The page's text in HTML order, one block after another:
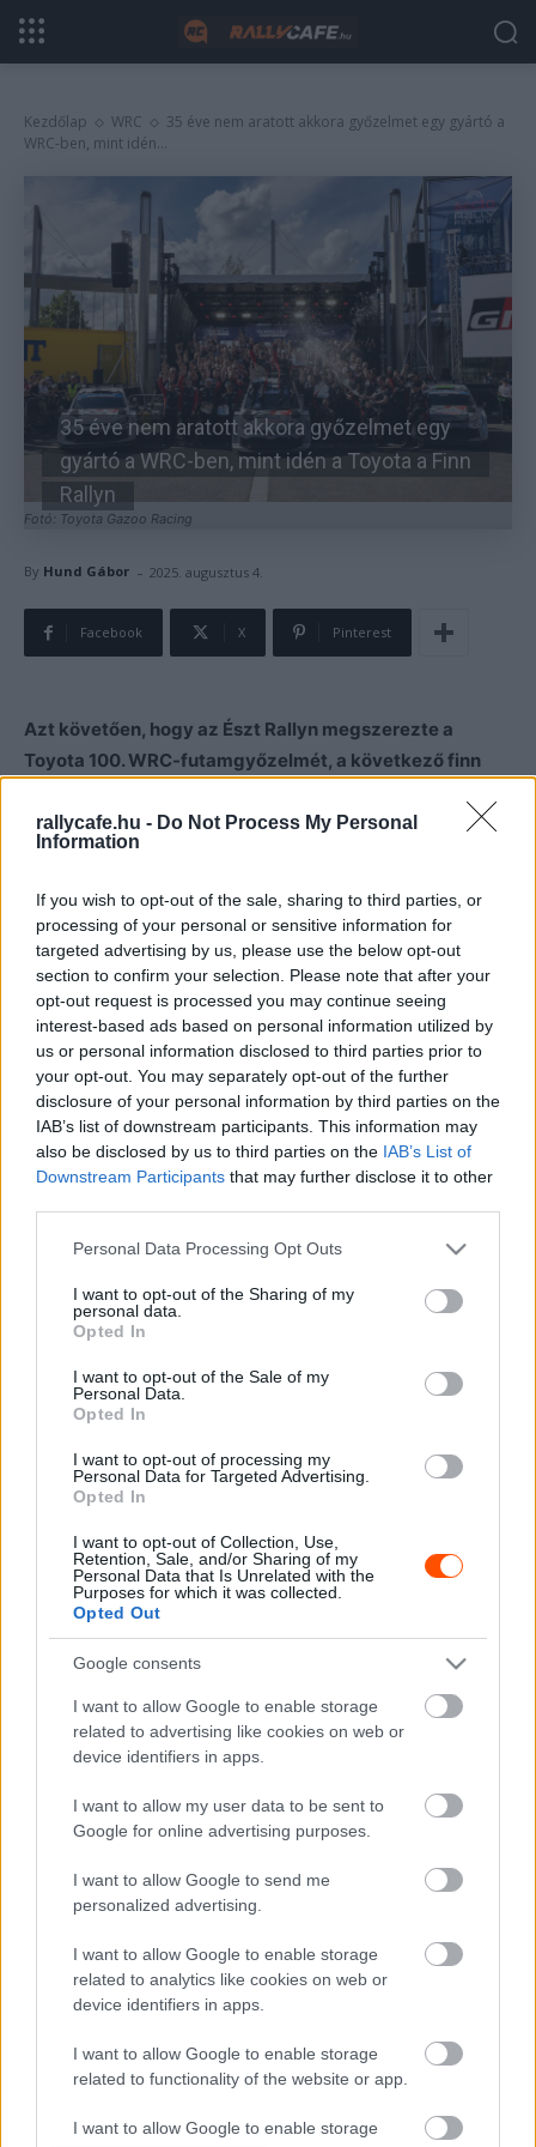
rallycafe.hu - Do Not Process My Personal
Information
If you wish to opt-out of the sale, sharing to third parties, or
processing of your personal or sensitive information for
targeted advertising by us, please use the below opt-out
section to confirm your selection. Please note that after your
opt-out request is processed you may continue seeing
interest-based ads based on personal information utilized by
us or personal information disclosed to third parties prior to
your opt-out. You may separately opt-out of the further
disclosure of your personal information by third parties on the
IAB’s list of downstream participants. This information may
also be disclosed by us to third parties on the IAB’s List of
Downstream Participants that may further disclose it to other
Please note that this website/app uses one or more Google
not limited to your visit or usage behaviour. You may click to
grant or deny consent to Google and its third-party tags to
use your data for below specified purposes in below Google
consent section.
Personal Data Processing Opt Outs
I want to opt-out of the Sharing of my
personal data.
Opted In
I want to opt-out of the Sale of my
Personal Data.
Opted In
I want to opt-out of processing my
Personal Data for Targeted Advertising.
Opted In
I want to opt-out of Collection, Use,
Retention, Sale, and/or Sharing of my
Personal Data that Is Unrelated with the
Purposes for which it was collected.
Opted Out
Google consents
I want to allow Google to enable storage
related to advertising like cookies on web or
device identifiers in apps.
I want to allow my user data to be sent to
Google for online advertising purposes.
I want to allow Google to send me
personalized advertising.
I want to allow Google to enable storage
related to analytics like cookies on web or
device identifiers in apps.
I want to allow Google to enable storage
related to functionality of the website or app.
I want to allow Google to enable storage
Kezdőlap WRC
35 éve nem aratott akkora győzelmet egy gyártó a
WRC-ben, mint idén...
Fotó: Toyota Gazoo Racing
35 éve nem aratott akkora győzelmet egy
gyártó a WRC-ben, mint idén a Toyota a Finn
Rallyn
By Hund Gábor - 2025. augusztus 4.
Facebook X Pinterest
Azt követően, hogy az Észt Rallyn megszerezte a
Toyota 100. WRC-futamgyőzelmét, a következő finn
sikert ért el.
győzelmet tudott aratni, ilyenre azonban már többször is
képes volt. Sami Pajari révén ez a győzelem akár ötös is
lehetett volna, azonban akkor a fiatal finn összetörte
autóját.
A Finn Rallyn bár győzelemre esélyes volt a Toyota, arra
nem lehetett számítani, hogy az 1990-es Portugál Rally
óta nem látott ötös sikert ér el.
Dario Cerrato és Carlos Bica ért célba.
Juha Kankkunen 35 éve még versenyzőként, most pedig
csapatvezető helyettesként érhetett meg ekkora sikert.
Az idei négyes Toyota-sikert hozó Kanári-szigeteki és
ötös sikerrel záruló Finn Rally között hatalmas a
különbség, hiszen, amíg a spanyol verseny a Hyundai
versenyképtelensége járult ehhez hozzá, addig a finn
versenyen a koreai gyártó versenyzőinek balszerencsés
Facebook
Hund Gábor